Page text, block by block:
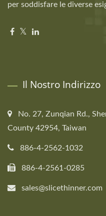
per soddisfare le diverse
Il Nostro Indirizzo
No. 27, Zunqian Rd.,
County 42954, Taiwan
886-4-2562-1032
886-4-2561-0285
sales@slicethinner.com